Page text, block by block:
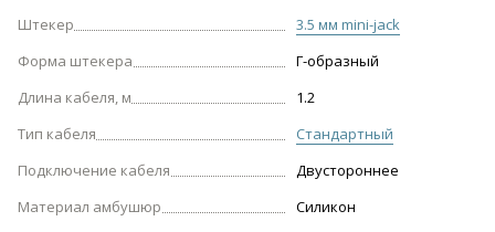
Штекер
3.5 мм mini-jack
Форма штекера
Г-образный
Длина кабеля, м
1.2
Тип кабеля
Стандартный
Подключение кабеля
Двустороннее
Материал амбушюр
Силикон